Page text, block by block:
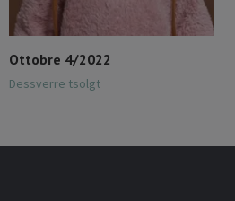
Ottobre 4/2022
Dessverre tsolgt